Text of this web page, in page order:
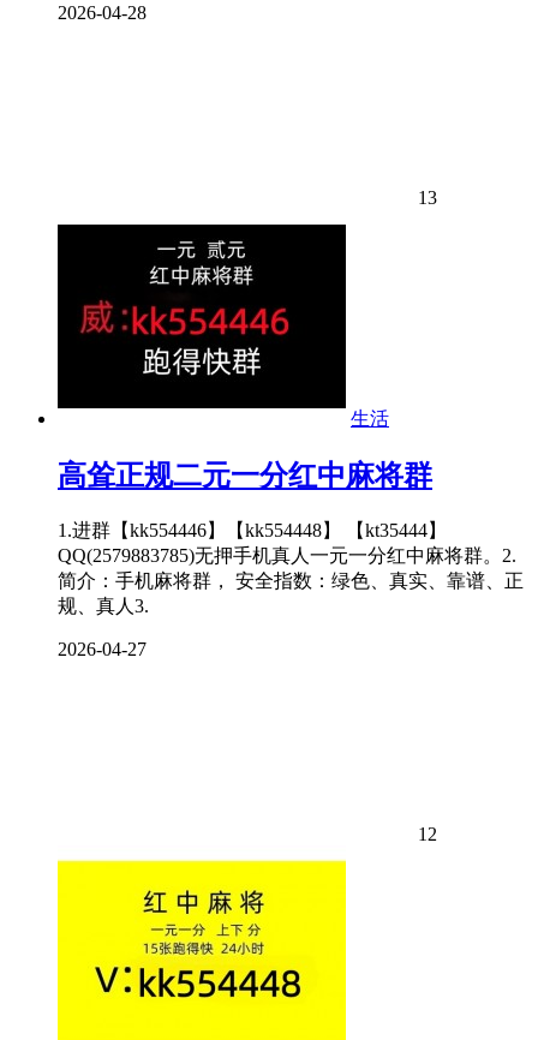
2026-04-28
13
生活
高耸正规二元一分红中麻将群
1.进群【kk554446】【kk554448】 【kt35444】
QQ(2579883785)无押手机真人一元一分红中麻将群。2.
简介：手机麻将群， 安全指数：绿色、真实、靠谱、正
规、真人3.
2026-04-27
12